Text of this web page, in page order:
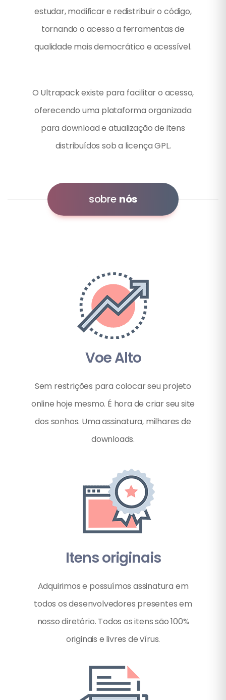
estudar, modificar e redistribuir o código,
tornando o acesso a ferramentas de
qualidade mais democrático e acessível.
O Ultrapack existe para facilitar o acesso,
oferecendo uma plataforma organizada
para download e atualização de itens
distribuídos sob a licença GPL.
sobre nós
Voe Alto
Sem restrições para colocar seu projeto
online hoje mesmo. É hora de criar seu site
dos sonhos. Uma assinatura, milhares de
downloads.
Itens originais
Adquirimos e possuímos assinatura em
todos os desenvolvedores presentes em
nosso diretório. Todos os itens são 100%
originais e livres de vírus.